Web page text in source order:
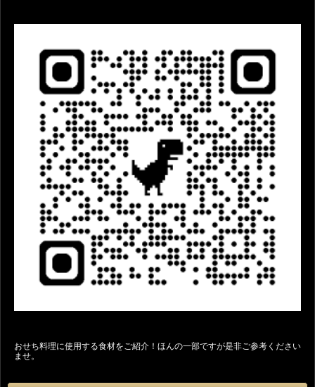
おせち料理に使用する食材をご紹介！ほんの一部ですが是非ご参考ください
ませ。